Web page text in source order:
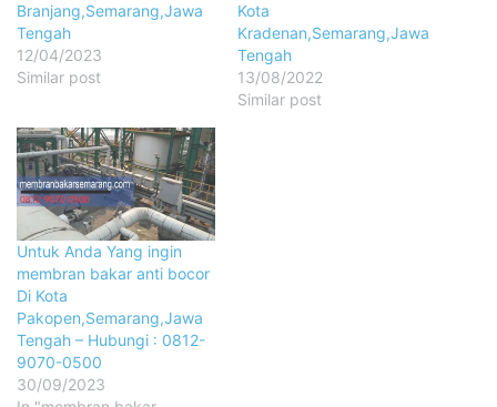
Branjang,Semarang,Jawa
Tengah
12/04/2023
Similar post
Kota
Kradenan,Semarang,Jawa
Tengah
13/08/2022
Similar post
Untuk Anda Yang ingin
membran bakar anti bocor
Di Kota
Pakopen,Semarang,Jawa
Tengah – Hubungi : 0812-
9070-0500
30/09/2023